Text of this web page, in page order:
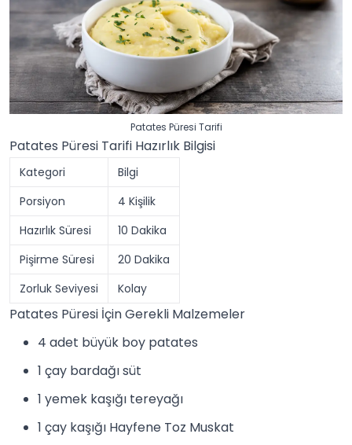
Patates Püresi Tarifi
Patates Püresi Tarifi Hazırlık Bilgisi
Kategori
Bilgi
Porsiyon
4 Kişilik
Hazırlık Süresi
10 Dakika
Pişirme Süresi
20 Dakika
Zorluk Seviyesi
Kolay
Patates Püresi İçin Gerekli Malzemeler
4 adet büyük boy patates
1 çay bardağı süt
1 yemek kaşığı tereyağı
1 çay kaşığı Hayfene Toz Muskat